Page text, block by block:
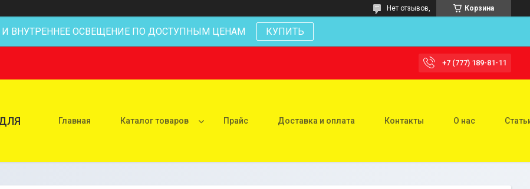
Корзина
Нет отзывов,
ВНУТРЕННЕЕ ОСВЕЩЕНИЕ ПО ДОСТУПНЫМ ЦЕНАМ КУПИТЬ
+7 (777) 189-81-11
Главная Каталог товаров Прайс Доставка и оплата Контакты О нас